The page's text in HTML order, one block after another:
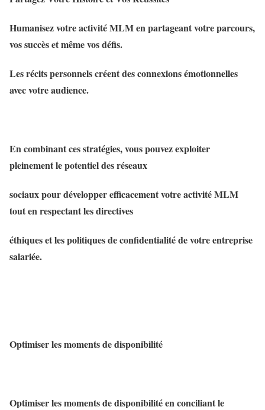
Humanisez votre activité MLM en partageant votre parcours,
vos succès et même vos défis.
Les récits personnels créent des connexions émotionnelles
avec votre audience.
En combinant ces stratégies, vous pouvez exploiter
pleinement le potentiel des réseaux
sociaux pour développer efficacement votre activité MLM
tout en respectant les directives
éthiques et les politiques de confidentialité de votre entreprise
salariée.
Optimiser les moments de disponibilité
Optimiser les moments de disponibilité en conciliant le